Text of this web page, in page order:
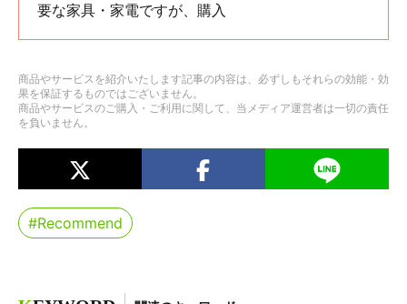
要な家具・家電ですが、購入
商品やサービスを紹介いたします記事の内容は、必ずしもそれらの効能・効
果を保証するものではございません。
商品やサービスのご購入・ご利用に関して、当メディア運営者は一切の責任
を負いません。
#Recommend